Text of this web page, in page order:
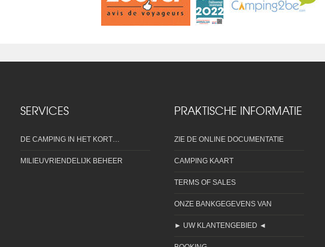
SERVICES
DE CAMPING IN HET KORT…
MILIEUVRIENDELIJK BEHEER
PRAKTISCHE INFORMATIE
ZIE DE ONLINE DOCUMENTATIE
CAMPING KAART
TERMS OF SALES
ONZE BANKGEGEVENS VAN
► UW KLANTENGEBIED ◄